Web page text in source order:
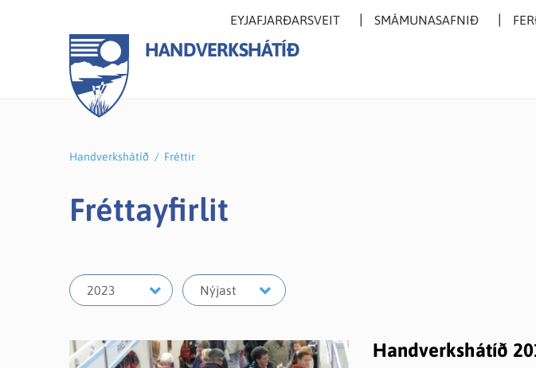
HANDVERKSHÁTÍÐ
EYJAFJARÐARSVEIT SMÁMUNASAFNIÐ
Handverkshátíð / Fréttir
Fréttayfirlit
Handverkshátíð